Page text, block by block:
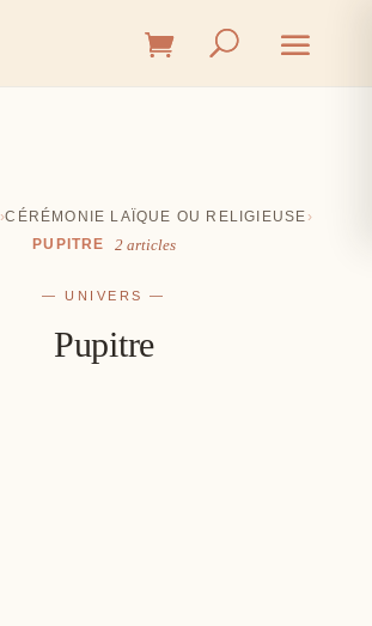
›CÉRÉMONIE LAÏQUE OU RELIGIEUSE ›
PUPITRE
2 articles
— UNIVERS —
Pupitre